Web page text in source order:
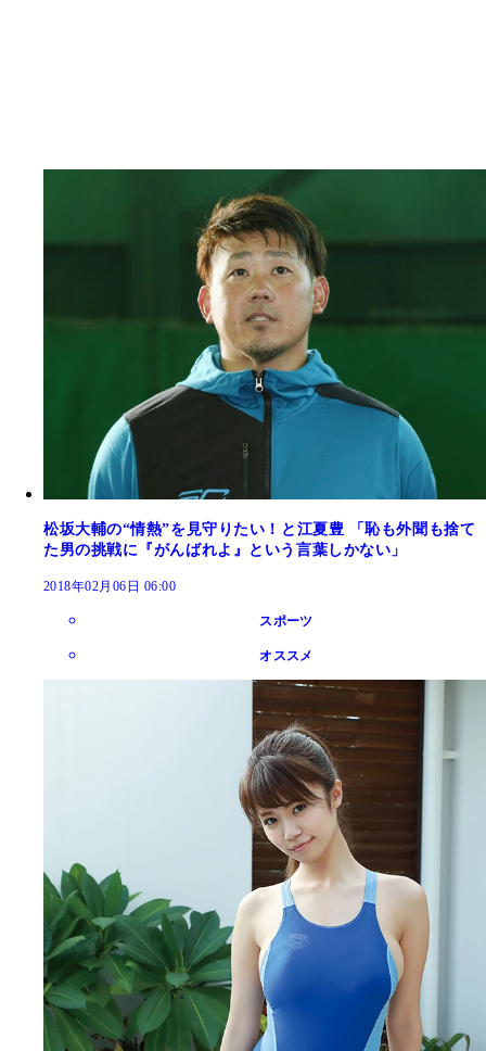
松坂大輔の“情熱”を見守りたい！と江夏豊 「恥も外聞も捨て
た男の挑戦に『がんばれよ』という言葉しかない」
2018年02月06日 06:00
スポーツ
オススメ